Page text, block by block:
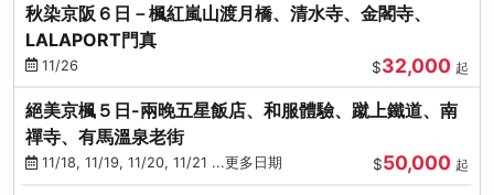
秋染京阪６日－楓紅嵐山渡月橋、清水寺、金閣寺、
LALAPORT門真
11/26 $32,000 起
絕美京楓５日-兩晚五星飯店、和服體驗、蹴上鐵道、南
禪寺、有馬溫泉老街
11/18, 11/19, 11/20, 11/21 ...更多日期 $50,000 起